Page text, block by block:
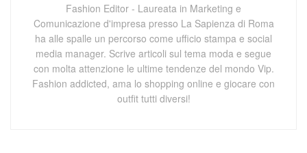
Fashion Editor - Laureata in Marketing e
Comunicazione d'impresa presso La Sapienza di Roma
ha alle spalle un percorso come ufficio stampa e social
media manager. Scrive articoli sul tema moda e segue
con molta attenzione le ultime tendenze del mondo Vip.
Fashion addicted, ama lo shopping online e giocare con
outfit tutti diversi!